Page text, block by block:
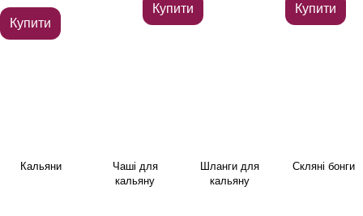
Купити
Купити Купити
Кальяни
Чаші для
кальяну
Шланги для
кальяну
Скляні бонги